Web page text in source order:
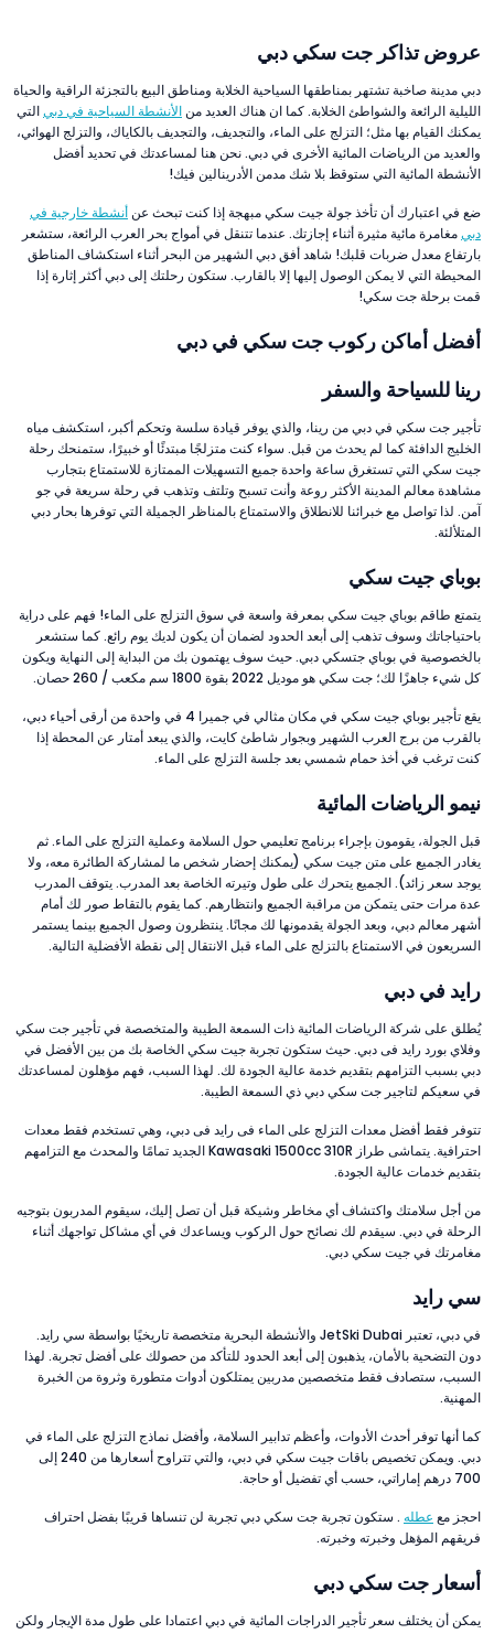
عروض تذاكر جت سكي دبي
دبي مدينة صاخبة تشتهر بمناطقها السياحية الخلابة ومناطق البيع بالتجزئة الراقية والحياة
الليلية الرائعة والشواطئ الخلابة. كما ان هناك العديد منالأنشطة السياحية في دبيالتي
يمكنك القيام بها مثل؛ التزلج على الماء، والتجديف، والتجديف بالكاياك، والتزلج الهوائي،
والعديد من الرياضات المائية الأخرى في دبي. نحن هنا لمساعدتك في تحديد أفضل
الأنشطة المائية التي ستوقظ بلا شك مدمن الأدرينالين فيك!
ضع في اعتبارك أن تأخذ جولة جيت سكي مبهجة إذا كنت تبحث عنأنشطة خارجية في
دبيمغامرة مائية مثيرة أثناء إجازتك. عندما تتنقل في أمواج بحر العرب الرائعة، ستشعر
بارتفاع معدل ضربات قلبك! شاهد أفق دبي الشهير من البحر أثناء استكشاف المناطق
المحيطة التي لا يمكن الوصول إليها إلا بالقارب. ستكون رحلتك إلى دبي أكثر إثارة إذا
قمت برحلة جت سكي!
أفضل أماكن ركوب جت سكي في دبي
رينا للسياحة والسفر
تأجير جت سكي في دبي من رينا، والذي يوفر قيادة سلسة وتحكم أكبر، استكشف مياه
الخليج الدافئة كما لم يحدث من قبل. سواء كنت متزلجًا مبتدئًا أو خبيرًا، ستمنحك رحلة
جيت سكي التي تستغرق ساعة واحدة جميع التسهيلات الممتازة للاستمتاع بتجارب
مشاهدة معالم المدينة الأكثر روعة وأنت تسبح وتلتف وتذهب في رحلة سريعة في جو
آمن. لذا تواصل مع خبرائنا للانطلاق والاستمتاع بالمناظر الجميلة التي توفرها بحار دبي
المتلألئة.
بوباي جيت سكي
يتمتع طاقم بوباي جيت سكي بمعرفة واسعة في سوق التزلج على الماء! فهم على دراية
باحتياجاتك وسوف تذهب إلى أبعد الحدود لضمان أن يكون لديك يوم رائع. كما ستشعر
بالخصوصية في بوباي جتسكي دبي. حيث سوف يهتمون بك من البداية إلى النهاية ويكون
كل شيء جاهزًا لك؛ جت سكي هو موديل 2022 بقوة 1800 سم مكعب / 260 حصان.
يقع تأجير بوباي جيت سكي في مكان مثالي في جميرا 4 في واحدة من أرقى أحياء دبي،
بالقرب من برج العرب الشهير وبجوار شاطئ كايت، والذي يبعد أمتار عن المحطة إذا
كنت ترغب في أخذ حمام شمسي بعد جلسة التزلج على الماء.
نيمو الرياضات المائية
قبل الجولة، يقومون بإجراء برنامج تعليمي حول السلامة وعملية التزلج على الماء. ثم
يغادر الجميع على متن جيت سكي (يمكنك إحضار شخص ما لمشاركة الطائرة معه، ولا
يوجد سعر زائد). الجميع يتحرك على طول وتيرته الخاصة بعد المدرب. يتوقف المدرب
عدة مرات حتى يتمكن من مراقبة الجميع وانتظارهم. كما يقوم بالتقاط صور لك أمام
أشهر معالم دبي، وبعد الجولة يقدمونها لك مجانًا. ينتظرون وصول الجميع بينما يستمر
السريعون في الاستمتاع بالتزلج على الماء قبل الانتقال إلى نقطة الأفضلية التالية.
رايد في دبي
يُطلق على شركة الرياضات المائية ذات السمعة الطيبة والمتخصصة في تأجير جت سكي
وفلاي بورد رايد فى دبي. حيث ستكون تجربة جيت سكي الخاصة بك من بين الأفضل في
دبي بسبب التزامهم بتقديم خدمة عالية الجودة لك. لهذا السبب، فهم مؤهلون لمساعدتك
في سعيكم لتاجير جت سكي دبي ذي السمعة الطيبة.
تتوفر فقط أفضل معدات التزلج على الماء فى رايد فى دبي، وهي تستخدم فقط معدات
احترافية. يتماشى طراز Kawasaki 1500cc 310R الجديد تمامًا والمحدث مع التزامهم
بتقديم خدمات عالية الجودة.
من أجل سلامتك واكتشاف أي مخاطر وشيكة قبل أن تصل إليك، سيقوم المدربون بتوجيه
الرحلة في دبي. سيقدم لك نصائح حول الركوب ويساعدك في أي مشاكل تواجهك أثناء
مغامرتك في جيت سكي دبي.
سي رايد
في دبي، تعتبر JetSki Dubai والأنشطة البحرية متخصصة تاريخيًا بواسطة سي رايد.
دون التضحية بالأمان، يذهبون إلى أبعد الحدود للتأكد من حصولك على أفضل تجربة. لهذا
السبب، ستصادف فقط متخصصين مدربين يمتلكون أدوات متطورة وثروة من الخبرة
المهنية.
كما أنها توفر أحدث الأدوات، وأعظم تدابير السلامة، وأفضل نماذج التزلج على الماء في
دبي. ويمكن تخصيص باقات جيت سكي في دبي، والتي تتراوح أسعارها من 240 إلى
700 درهم إماراتي، حسب أي تفضيل أو حاجة.
احجز مع عطله . ستكون تجربة جت سكي دبي تجربة لن تنساها قريبًا بفضل احتراف
فريقهم المؤهل وخبرته وخبرته.
أسعار جت سكي دبي
يمكن أن يختلف سعر تأجير الدراجات المائية في دبي اعتمادا على طول مدة الإيجار ولكن